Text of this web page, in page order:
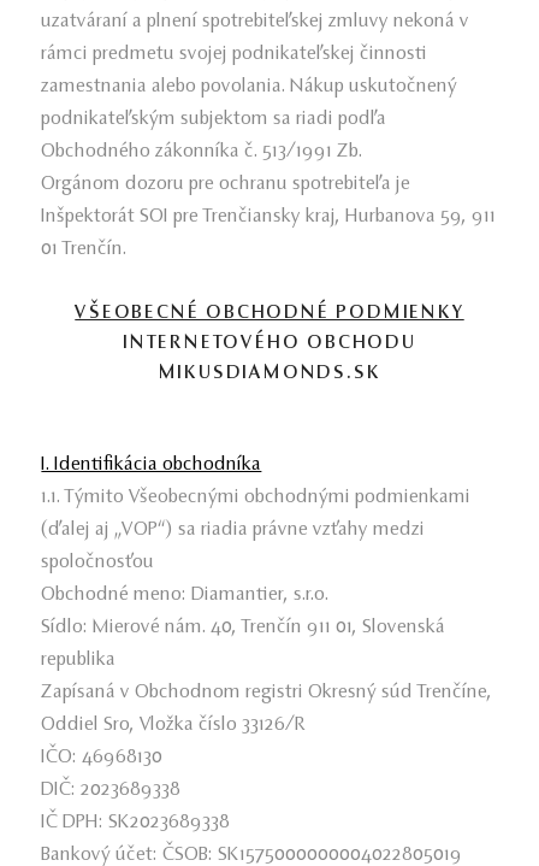
uzatváraní a plnení spotrebiteľskej zmluvy nekoná v
rámci predmetu svojej podnikateľskej činnosti
zamestnania alebo povolania. Nákup uskutočnený
podnikateľským subjektom sa riadi podľa
Obchodného zákonníka č. 513/1991 Zb.
Orgánom dozoru pre ochranu spotrebiteľa je
Inšpektorát SOI pre Trenčiansky kraj, Hurbanova 59, 911
01 Trenčín.
VŠEOBECNÉ OBCHODNÉ PODMIENKY
INTERNETOVÉHO OBCHODU
MIKUSDIAMONDS.SK
I. Identifikácia obchodníka
1.1. Týmito Všeobecnými obchodnými podmienkami
(ďalej aj „VOP“) sa riadia právne vzťahy medzi
spoločnosťou
Obchodné meno: Diamantier, s.r.o.
Sídlo: Mierové nám. 40, Trenčín 911 01, Slovenská
republika
Zapísaná v Obchodnom registri Okresný súd Trenčíne,
Oddiel Sro, Vložka číslo 33126/R
IČO: 46968130
DIČ: 2023689338
IČ DPH: SK2023689338
Bankový účet: ČSOB: SK1575000000004022805019